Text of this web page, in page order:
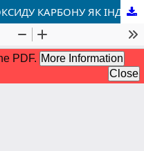
ІНТЕНСИВНІСТЬ ЕМІСІЇ ДІОКСИДУ КАРБОНУ ЯК ІНДИКАТОР АДАПТАЦІЇ МЕЛІОРОВАНИХ ҐРУНТІВ ЗАХІДНОГО ПОЛІССЯ ДО КЛІМАТИЧНИХ ЗМІН